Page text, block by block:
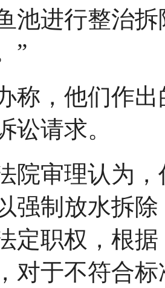
池进行整治
”
称，他们作
讼请求。
院审理认为
强制放水拆
定职权，根
对于不符合